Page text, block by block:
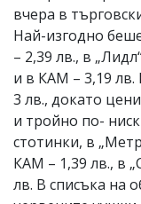
вчера в
Най-изгодно
– 2,39 лв., в
и в КАМ – 3,19
3 лв., докато
и тройно по-
стотинки, в
КАМ – 1,39 лв., в
лв. В списъка на